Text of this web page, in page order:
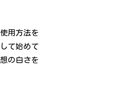
用方法を
て始めて
の白さを